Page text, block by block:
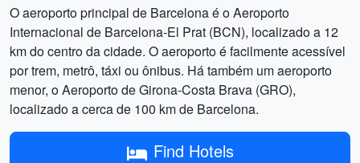
O aeroporto principal de Barcelona é o Aeroporto
Internacional de Barcelona-El Prat (BCN), localizado a 12
km do centro da cidade. O aeroporto é facilmente acessível
por trem, metrô, táxi ou ônibus. Há também um aeroporto
menor, o Aeroporto de Girona-Costa Brava (GRO),
localizado a cerca de 100 km de Barcelona.
Find Hotels